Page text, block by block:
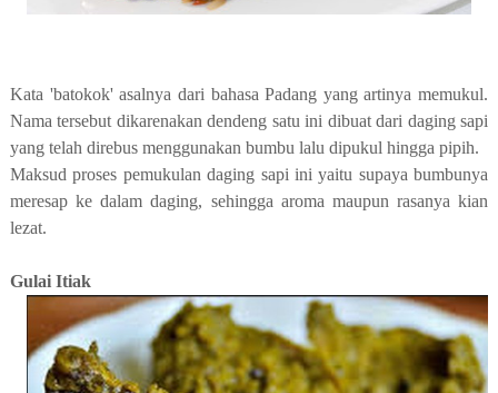
Kata 'batokok' asalnya dari bahasa Padang yang artinya memukul.
Nama tersebut dikarenakan dendeng satu ini dibuat dari daging sapi
yang telah direbus menggunakan bumbu lalu dipukul hingga pipih.
Maksud proses pemukulan daging sapi ini yaitu supaya bumbunya
meresap ke dalam daging, sehingga aroma maupun rasanya kian
lezat.
Gulai Itiak